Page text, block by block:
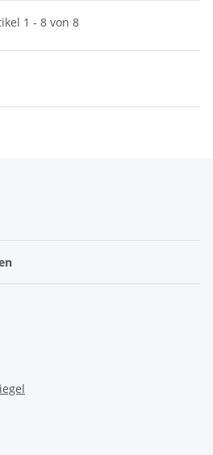
1 - 8 von 8